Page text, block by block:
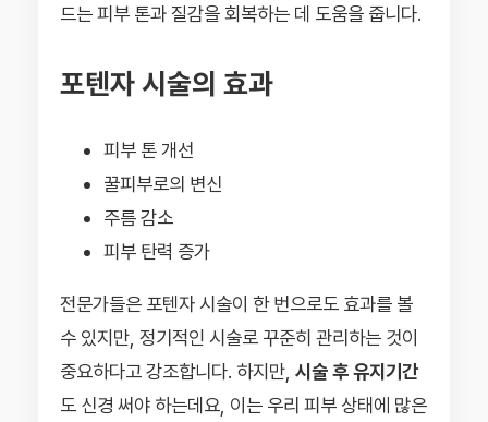
드는 피부 톤과 질감을 회복하는 데 도움을 줍니다.
포텐자 시술의 효과
피부 톤 개선
꿀피부로의 변신
주름 감소
피부 탄력 증가
전문가들은 포텐자 시술이 한 번으로도 효과를 볼
수 있지만, 정기적인 시술로 꾸준히 관리하는 것이
중요하다고 강조합니다. 하지만, 시술 후 유지기간
도 신경 써야 하는데요, 이는 우리 피부 상태에 많은